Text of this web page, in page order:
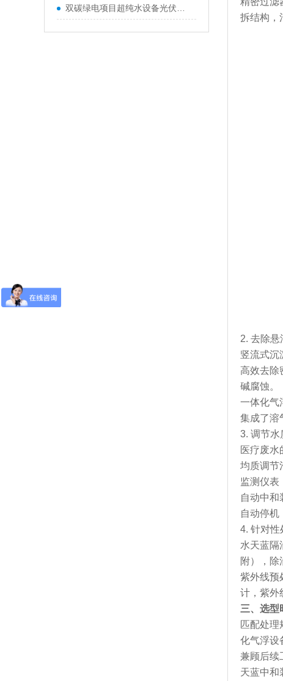
双碳绿电项目超纯水设备光伏半导体新能源水处理方案-水天蓝环保
拆结构，
2. 去除
竖流式沉
高效去除
碱腐蚀。
一体化气
集成了溶
3. 调节水
医疗废水
均质调节
监测仪表
自动中和
自动停机
4. 针对性
水天蓝隔
附），除
紫外线预
计，紫外
三、选型
匹配处理
化气浮设
兼顾后续
天蓝中和